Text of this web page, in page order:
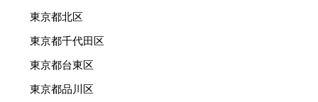
東京都北区
東京都千代田区
東京都台東区
東京都品川区